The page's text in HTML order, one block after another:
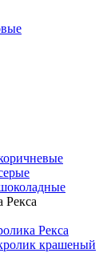
Рекса
Рекса
крашеный